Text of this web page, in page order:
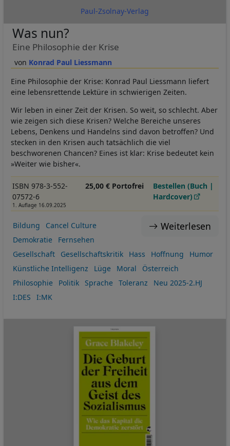
Paul-Zsolnay-Verlag
Konrad Paul Liessmann
Was nun?
Eine Philosophie der Krise
Eine Philosophie der Krise: Konrad Paul Liessmann liefert
eine lebensrettende Lektüre in schwierigen Zeiten.
Wir leben in einer Zeit der Krisen. So weit, so schlecht. Aber
wie zeigen sich diese Krisen? Welche Bereiche unseres
Lebens, Denkens und Handelns sind davon betroffen? Und
stecken in den Krisen auch tatsächlich die viel
beschworenen Chancen? Eines ist klar: Krise bedeutet kein
»Weiter wie bisher«.
ISBN 978-3-552-
07572-6
1. Auflage 16.09.2025
25,00 € Portofrei
Bestellen (Buch |
Hardcover)
Weiterlesen
Bildung
Cancel Culture
Demokratie
Fernsehen
Gesellschaft
Gesellschaftskritik Hass Hoffnung
Humor
Künstliche Intelligenz
Lüge Moral
Österreich
Philosophie
Politik Sprache Toleranz
Neu 2025-2.HJ
I:DES
I:MK